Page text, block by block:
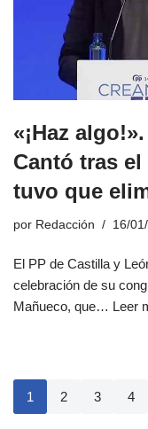
«¡Haz
Cantó tras
tuvo que
por Redacción 16/
El PP de Castilla y
celebración de su
Mañueco, que… Leer
1 2 3 4